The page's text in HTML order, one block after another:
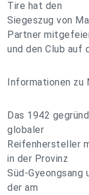
Tire hat den
Siegeszug von
Partner
und den Club auf
Informationen zu
Das 1942
globaler
Reifenhersteller
in der Provinz
Süd-Gyeongsang
der am